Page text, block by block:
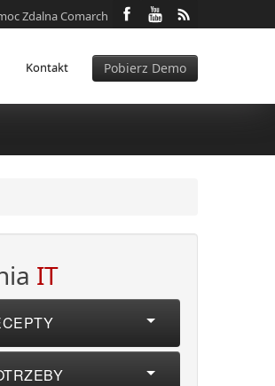
Zdalna Comarch
Kontakt Pobierz Demo
IT